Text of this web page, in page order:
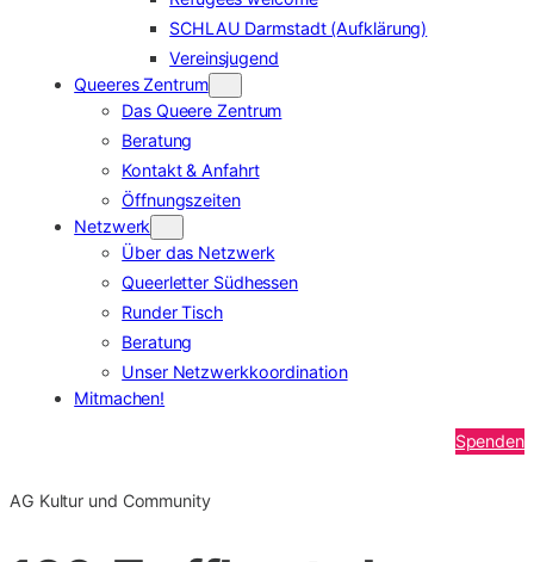
SCHLAU Darmstadt (Aufklärung)
Vereinsjugend
Queeres Zentrum
Das Queere Zentrum
Beratung
Kontakt & Anfahrt
Öffnungszeiten
Netzwerk
Über das Netzwerk
Queerletter Südhessen
Runder Tisch
Beratung
Unser Netzwerkkoordination
Mitmachen!
Spenden
AG Kultur und Community